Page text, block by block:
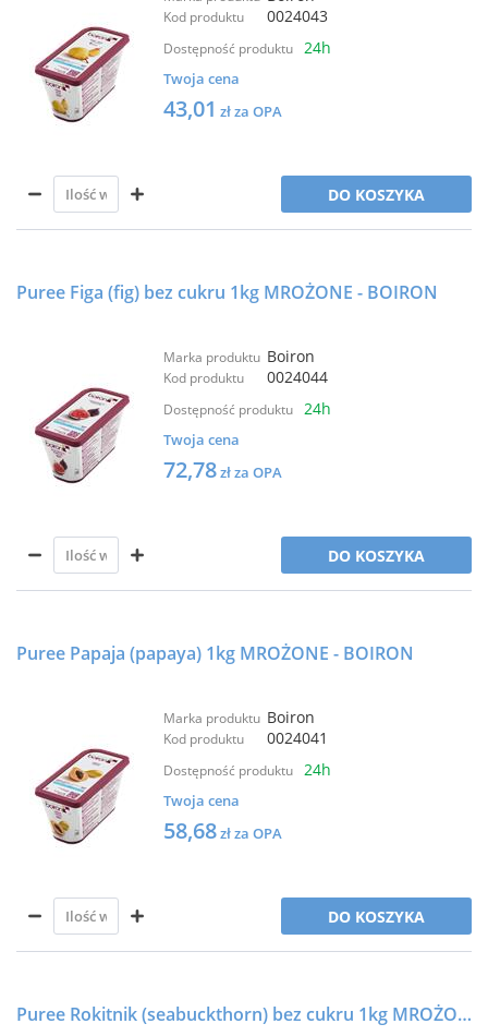
Kod produktu 0024043
Dostępność produktu 24h
Twoja cena
43,01 zł za OPA
DO KOSZYKA
Puree Figa (fig) bez cukru 1kg MROŻONE - BOIRON
Marka produktu Boiron
Kod produktu 0024044
Dostępność produktu 24h
Twoja cena
72,78zł za OPA
DO KOSZYKA
Puree Papaja (papaya) 1kg MROŻONE - BOIRON
Marka produktu Boiron
Kod produktu 0024041
Dostępność produktu 24h
Twoja cena
58,68zł za OPA
DO KOSZYKA
Puree Rokitnik (seabuckthorn) bez cukru 1kg MROŻONE - BOIRON